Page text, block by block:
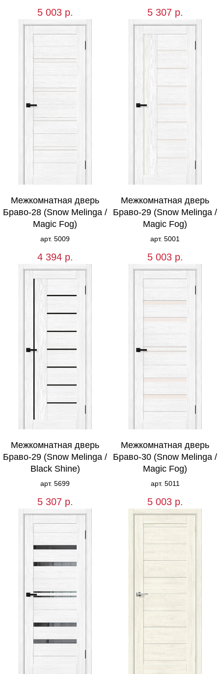
5 003 р. 5 307 р.
Межкомнатная дверь
Браво-28 (Snow Melinga /
Magic Fog)
арт. 5009
4 394 р.
Межкомнатная дверь
Браво-29 (Snow Melinga /
Magic Fog)
арт. 5001
5 003 р.
Межкомнатная дверь
Браво-29 (Snow Melinga /
Black Shine)
арт. 5699
5 307 р.
Межкомнатная дверь
Браво-30 (Snow Melinga /
Magic Fog)
арт. 5011
5 003 р.